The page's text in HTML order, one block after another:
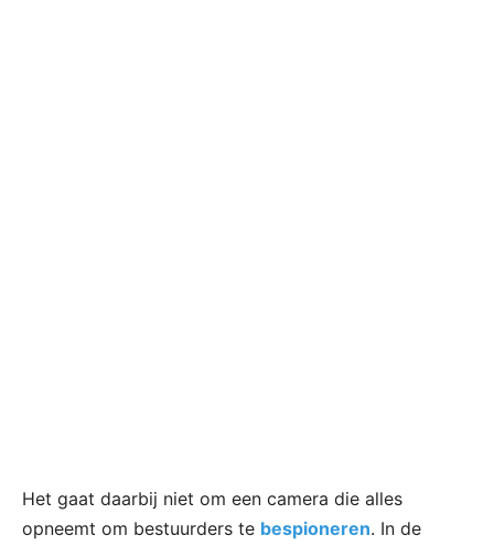
Het gaat daarbij niet om een camera die alles
opneemt om bestuurders te bespioneren. In de